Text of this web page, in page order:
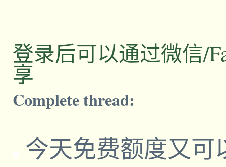
登录后可以通过微信/
享
Complete thread:
今天免费额度又可